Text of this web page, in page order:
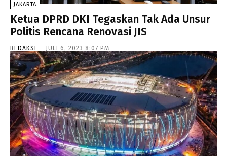
JAKARTA
Ketua DPRD DKI Tegaskan Tak Ada Unsur
Politis Rencana Renovasi JIS
REDAKSI - JULI 6, 2023 8:07 PM